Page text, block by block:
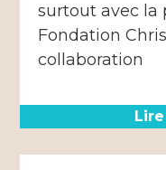
surtout avec la
Fondation
collaboration